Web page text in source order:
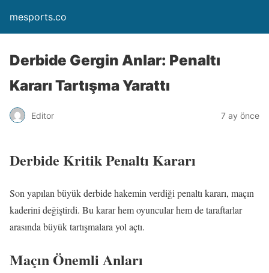
mesports.co
Derbide Gergin Anlar: Penaltı
Kararı Tartışma Yarattı
Editor 7 ay önce
Derbide Kritik Penaltı Kararı
Son yapılan büyük derbide hakemin verdiği penaltı kararı, maçın
kaderini değiştirdi. Bu karar hem oyuncular hem de taraftarlar
arasında büyük tartışmalara yol açtı.
Maçın Önemli Anları